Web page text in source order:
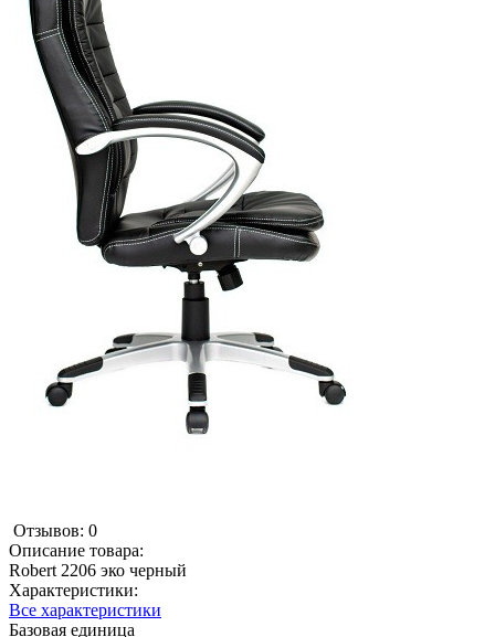
Отзывов: 0
Описание товара:
Robert 2206 эко черный
Характеристики:
Все характеристики
Базовая единица